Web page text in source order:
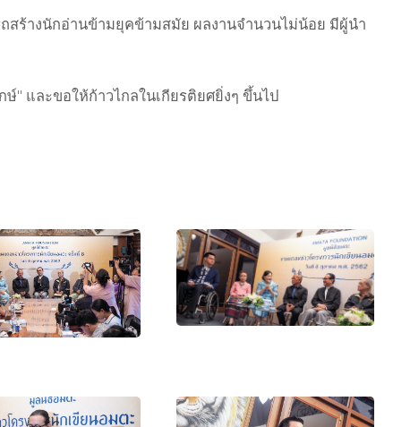
สร้างนักอ่านข้ามยุคข้ามสมัย ผลงานจำนวนไม่น้อย มีผู้นำ
" และขอให้ก้าวไกลในเกียรติยศยิ่งๆ ขึ้นไป